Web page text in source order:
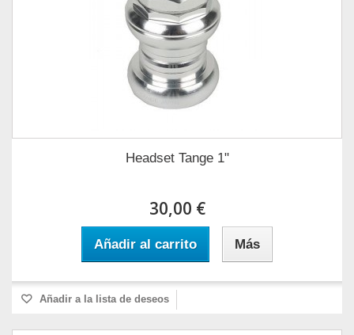
Headset Tange 1"
30,00 €
Añadir al carrito Más
Añadir a la lista de deseos